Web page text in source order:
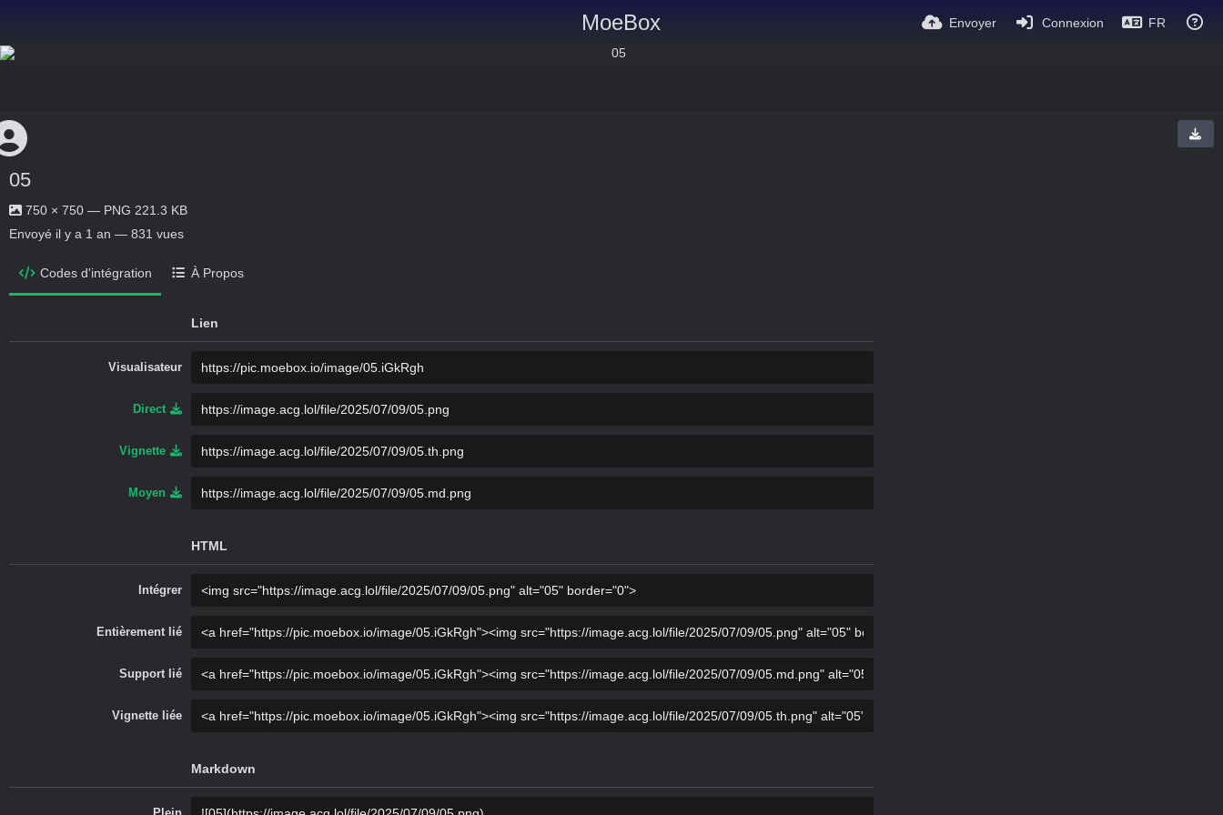
MoeBox Envoyer Connexion FR
05
750 × 750 — PNG 221.3 KB
Envoyé il y a 1 an — 831 vues
Codes d'intégration À Propos
Lien
Visualisateur
Direct
Vignette
Moyen
HTML
Intégrer
Entièrement lié
Support lié
Vignette liée
Markdown